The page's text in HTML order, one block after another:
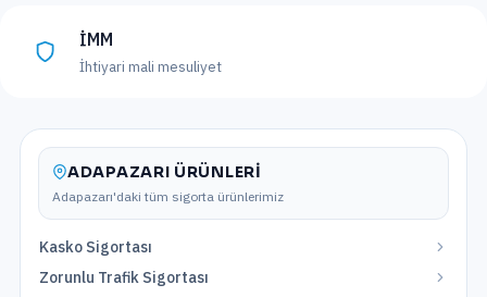
İMM
İhtiyari mali mesuliyet
ADAPAZARI ÜRÜNLERI
Adapazarı'daki tüm sigorta ürünlerimiz
Kasko Sigortası
Zorunlu Trafik Sigortası